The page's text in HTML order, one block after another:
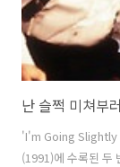
난 슬쩍 미쳐
'I'm Going Slightly
(1991)에 수록된 두